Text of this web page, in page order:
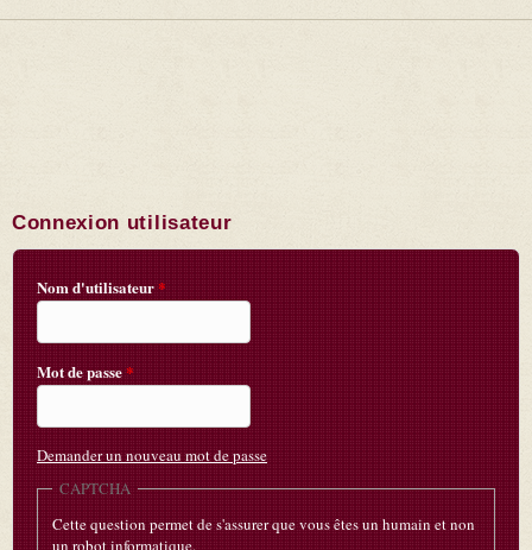
Connexion utilisateur
Nom d'utilisateur*
Mot de passe*
Demander un nouveau mot de passe
CAPTCHA
Cette question permet de s'assurer que vous êtes un humain et non
un robot informatique.